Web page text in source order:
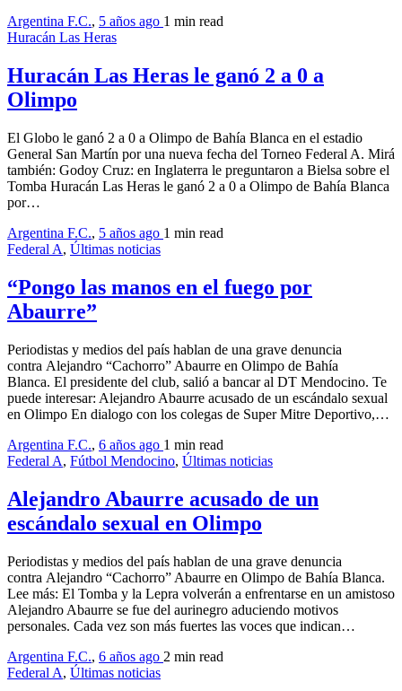
Argentina F.C., 5 años ago 1 min read
Huracán Las Heras
Huracán Las Heras le ganó 2 a 0 a
Olimpo
El Globo le ganó 2 a 0 a Olimpo de Bahía Blanca en el estadio
General San Martín por una nueva fecha del Torneo Federal A. Mirá
también: Godoy Cruz: en Inglaterra le preguntaron a Bielsa sobre el
Tomba Huracán Las Heras le ganó 2 a 0 a Olimpo de Bahía Blanca
por…
Argentina F.C., 5 años ago 1 min read
Federal A, Últimas noticias
“Pongo las manos en el fuego por
Abaurre”
Periodistas y medios del país hablan de una grave denuncia
contra Alejandro “Cachorro” Abaurre en Olimpo de Bahía
Blanca. El presidente del club, salió a bancar al DT Mendocino. Te
puede interesar: Alejandro Abaurre acusado de un escándalo sexual
en Olimpo En dialogo con los colegas de Super Mitre Deportivo,…
Argentina F.C., 6 años ago 1 min read
Federal A, Fútbol Mendocino, Últimas noticias
Alejandro Abaurre acusado de un
escándalo sexual en Olimpo
Periodistas y medios del país hablan de una grave denuncia
contra Alejandro “Cachorro” Abaurre en Olimpo de Bahía Blanca.
Lee más: El Tomba y la Lepra volverán a enfrentarse en un amistoso
Alejandro Abaurre se fue del aurinegro aduciendo motivos
personales. Cada vez son más fuertes las voces que indican…
Argentina F.C., 6 años ago 2 min read
Federal A, Últimas noticias